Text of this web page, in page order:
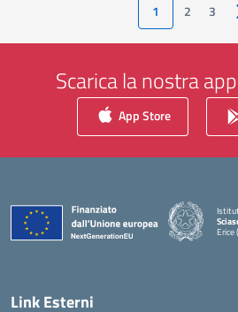
1 2 3
Scarica la nostra
App Store
Erice
Link Esterni